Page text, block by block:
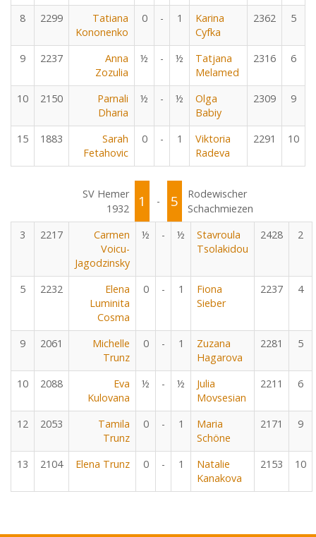
8 2299
Tatiana
Kononenko
0 - 1
Karina
Cyfka
2362 5
9 2237
Anna
Zozulia
½ - ½
Tatjana
Melamed
2316 6
10 2150
Parnali
Dharia
½ - ½
Olga
Babiy
2309 9
15 1883
Sarah
Fetahovic
0 - 1
Viktoria
Radeva
2291 10
SV Hemer
1932
1 - 5
Rodewischer
Schachmiezen
3
2217
Carmen
Voicu-
Jagodzinsky
½ - ½
Stavroula
Tsolakidou
2428 2
5 2232
Elena
Luminita
Cosma
0 - 1
Fiona
Sieber
2237 4
9 2061
Michelle
Trunz
0 - 1
Zuzana
Hagarova
2281 5
10 2088
Eva
Kulovana
½ - ½
Julia
Movsesian
2211 6
12 2053
Tamila
Trunz
0 - 1
Maria
Schöne
2171 9
13 2104 Elena Trunz 0 - 1
Natalie
Kanakova
2153 10